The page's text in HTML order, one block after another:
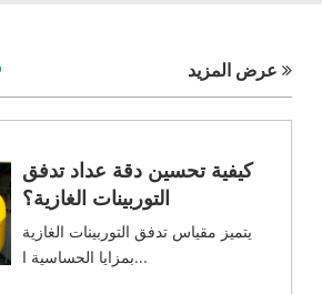
كيفية تحسين دقة عداد تدفق
التوربينات الغازية؟
يتميز مقياس تدفق التوربينات الغازية
بمزايا الحساسية ا...